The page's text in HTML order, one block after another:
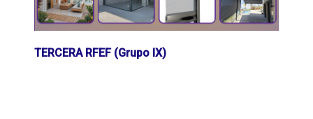
TERCERA RFEF (Grupo IX)